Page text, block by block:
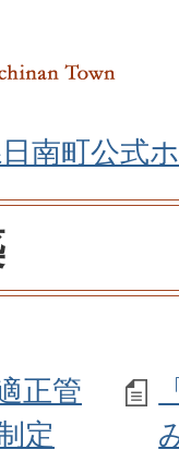
南町公式
正管
定